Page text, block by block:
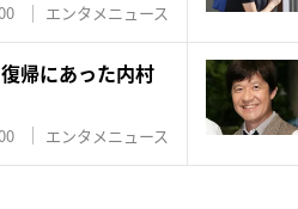
エンタメニュース
帰にあった内村
エンタメニュース